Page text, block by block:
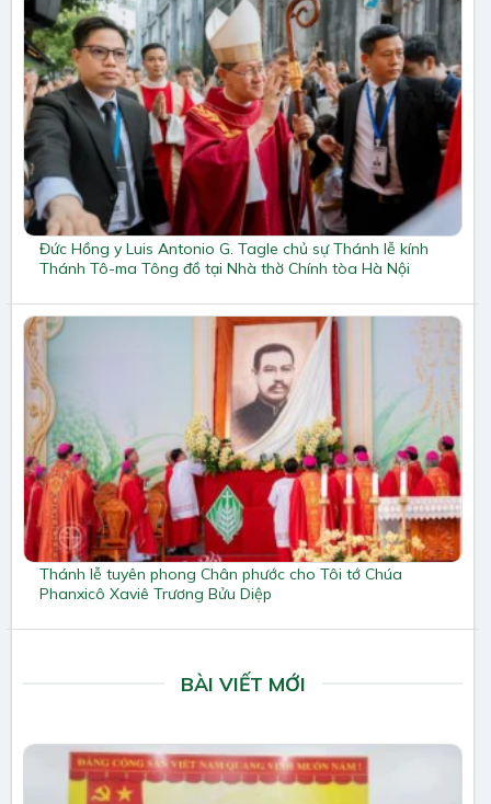
Đức Hồng y Luis Antonio G. Tagle chủ sự Thánh lễ kính
Thánh Tô-ma Tông đồ tại Nhà thờ Chính tòa Hà Nội
Thánh lễ tuyên phong Chân phước cho Tôi tớ Chúa
Phanxicô Xaviê Trương Bửu Diệp
BÀI VIẾT MỚI